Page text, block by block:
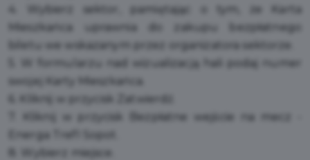
4. Wybierz sektor, pamiętając o tym, że Karta
Mieszkańca uprawnia do zakupu bezpłatnego
biletu we wskazanym przez organizatora sektorze.
5. W formularzu nad wizualizacją hali podaj numer
swojej Karty Mieszkańca.
6. Kliknij w przycisk Zatwierdź.
7. Kliknij w przycisk Bezpłatne wejście na mecz -
Energa Trefl Sopot.
8. Wybierz miejsce.